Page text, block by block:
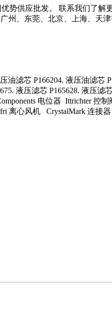
势供应批发。 联系我们了解
州、东莞、北京、上海、天津
油滤芯 P166204. 液压油滤芯
液压滤芯 P165628. 液压滤
电位器 Ittrichter 控
离心风机 CrystalMark 连接